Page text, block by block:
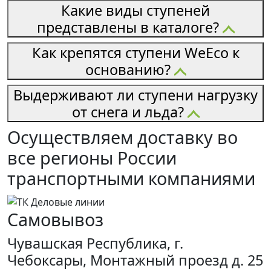
Какие виды ступеней
представлены в каталоге?
Как крепятся ступени WeEco к
основанию?
Выдерживают ли ступени нагрузку
от снега и льда?
Осуществляем доставку во
все регионы России
транспортными компаниями
Самовывоз
Чувашская Республика, г.
Чебоксары, Монтажный проезд д. 25